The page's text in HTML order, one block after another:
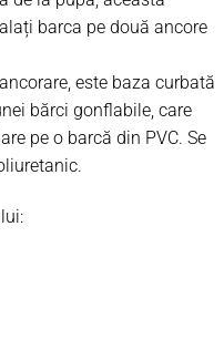
barca pe două ancore
este baza curbată
bărci gonflabile, care
pe o barcă din PVC. Se